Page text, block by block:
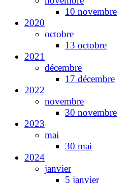
10 novembre
2020
octobre
13 octobre
2021
décembre
17 décembre
2022
novembre
30 novembre
2023
mai
30 mai
2024
janvier
5 janvier